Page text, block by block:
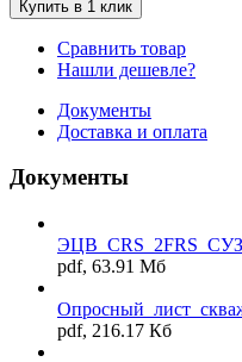
Купить в 1 клик
Сравнить товар
Нашли дешевле?
Документы
Доставка и оплата
Документы
pdf, 63.91 Мб
pdf, 216.17 Кб